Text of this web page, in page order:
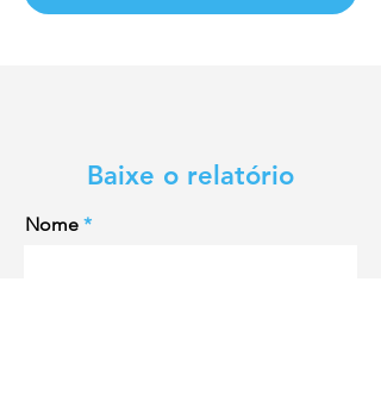
Baixe o relatório
Nome